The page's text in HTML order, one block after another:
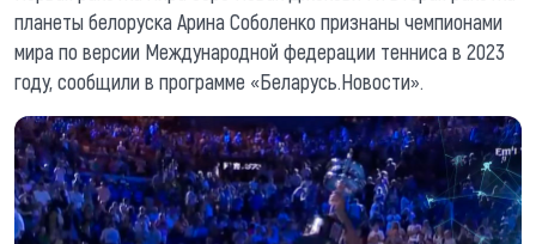
планеты белоруска Арина Соболенко признаны чемпионами
мира по версии Международной федерации тенниса в 2023
году, сообщили в программе «Беларусь.Новости».